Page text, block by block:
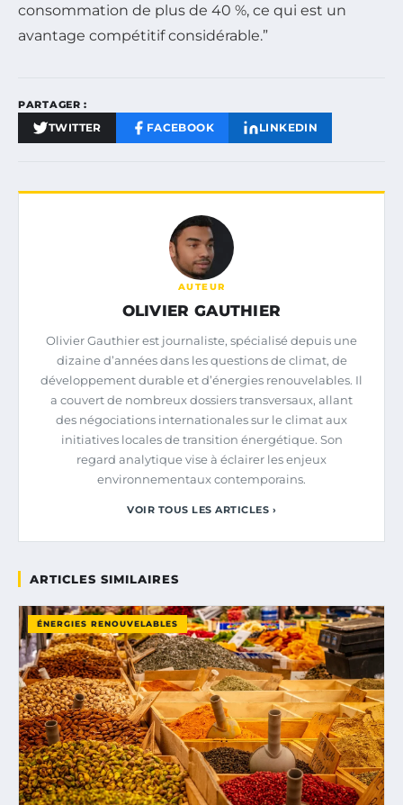
consommation de plus de 40 %, ce qui est un
avantage compétitif considérable.”
PARTAGER :
TWITTER FACEBOOK LINKEDIN
AUTEUR
OLIVIER GAUTHIER
Olivier Gauthier est journaliste, spécialisé depuis une
dizaine d’années dans les questions de climat, de
développement durable et d’énergies renouvelables. Il
a couvert de nombreux dossiers transversaux, allant
des négociations internationales sur le climat aux
initiatives locales de transition énergétique. Son
regard analytique vise à éclairer les enjeux
environnementaux contemporains.
VOIR TOUS LES ARTICLES ›
ARTICLES SIMILAIRES
ÉNERGIES RENOUVELABLES